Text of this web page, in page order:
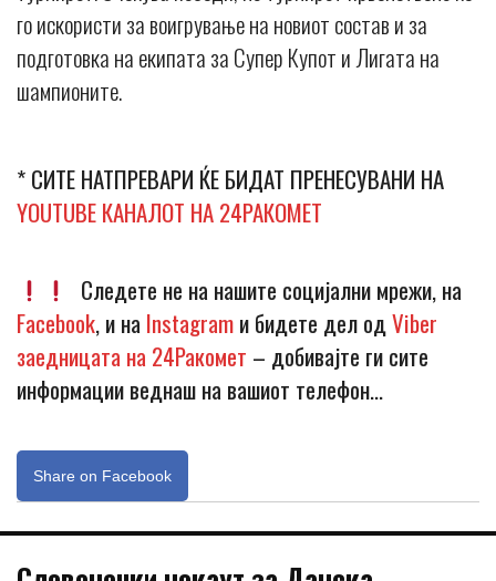
го искористи за воигрување на новиот состав и за
подготовка на екипата за Супер Купот и Лигата на
шампионите.
* СИТЕ НАТПРЕВАРИ ЌЕ БИДАТ ПРЕНЕСУВАНИ НА
YOUTUBE КАНАЛОТ НА 24РАКОМЕТ
Следете не на нашите социјални мрежи, на
Facebook, и на Instagramи бидете дел одViber
заедницата на 24Ракомет – добивајте ги сите
информации веднаш на вашиот телефон…
Share on Facebook